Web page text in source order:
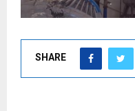
SHARE